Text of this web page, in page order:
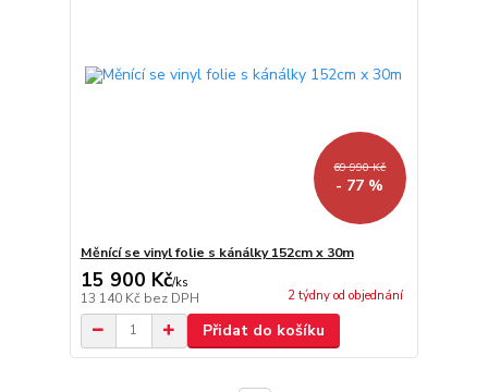
69 990 Kč
- 77 %
Měnící se vinyl folie s kánálky 152cm x 30m
15 900 Kč/ks
13 140 Kč bez DPH 2 týdny od objednání
Přidat do košíku